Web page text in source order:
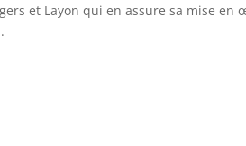
et Layon qui en assure sa mise